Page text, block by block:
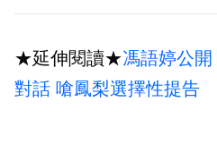
★延伸閱讀★馮語婷公開
對話 嗆鳳梨選擇性提告